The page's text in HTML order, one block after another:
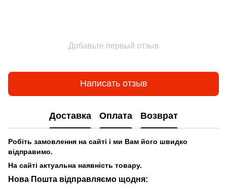
Добавьте первый отзыв
Написать отзыв
Доставка Оплата Возврат
Робіть замовлення на сайті і ми Вам його швидко
відправимо.
На сайті актуальна наявність товару.
Нова Пошта відправляємо щодня: